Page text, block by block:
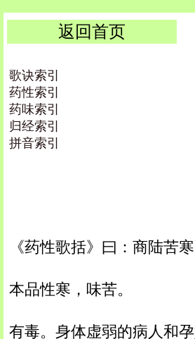
返回首页
歌诀索引
药性索引
药味索引
归经索引
拼音索引
《药性歌括》曰：商陆苦
本品性寒，味苦。
有毒。身体虚弱的病人和孕